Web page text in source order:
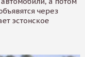
через
эстонское